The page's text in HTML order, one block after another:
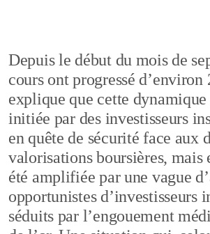
Depuis le début du mois de
cours ont progressé
explique que cette dynamique
initiée par des investisseurs
en quête de sécurité face aux
valorisations boursières, mais
été amplifiée par une vague
opportunistes d’investisseurs
séduits par l’engouement